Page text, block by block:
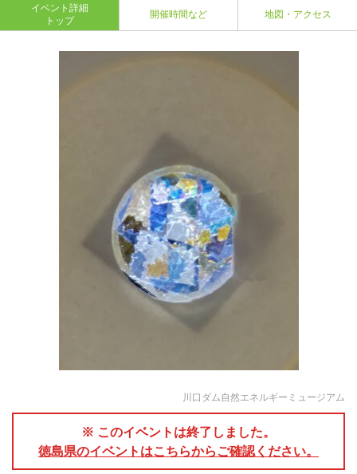
イベント詳細
トップ
開催時間など 地図・アクセス
川口ダム自然エネルギーミュージアム
※ このイベントは終了しました。
徳島県のイベントはこちらからご確認ください。